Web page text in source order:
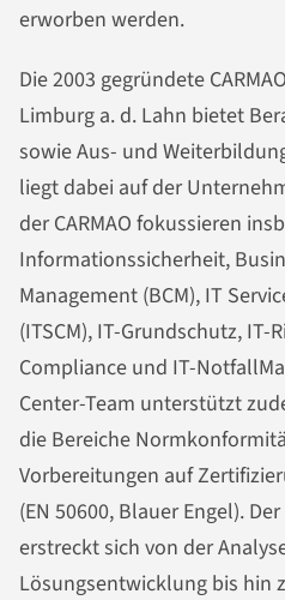
erworben werden.
Die 2003 gegründete
Limburg a. d. Lahn bietet
sowie Aus- und
liegt dabei auf der
der CARMAO fokussieren
Informationssicherheit,
Management (BCM), IT
(ITSCM), IT-Grundschutz, IT-
Compliance und IT-
Center-Team unterstützt
die Bereiche
Vorbereitungen auf
(EN 50600, Blauer Engel).
erstreckt sich von der
Lösungsentwicklung bis hin